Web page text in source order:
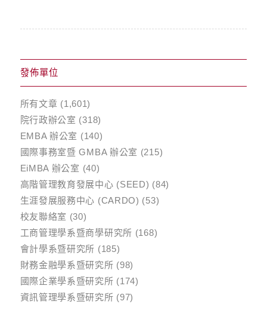
發佈單位
所有文章 (1,601)
院行政辦公室 (318)
EMBA 辦公室 (140)
國際事務室暨 GMBA 辦公室 (215)
EiMBA 辦公室 (40)
高階管理教育發展中心 (SEED) (84)
生涯發展服務中心 (CARDO) (53)
校友聯絡室 (30)
工商管理學系暨商學研究所 (168)
會計學系暨研究所 (185)
財務金融學系暨研究所 (98)
國際企業學系暨研究所 (174)
資訊管理學系暨研究所 (97)